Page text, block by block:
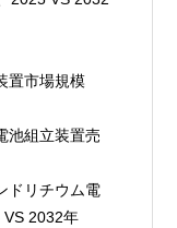
VS 2032年